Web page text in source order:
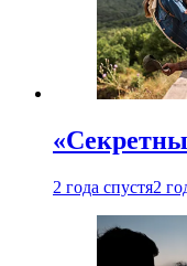
2 года спустя2